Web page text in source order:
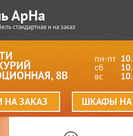
стандартная и на заказ
8В
пн-пт
сб
вс
НА ЗАКАЗ ШКАФЫ НА